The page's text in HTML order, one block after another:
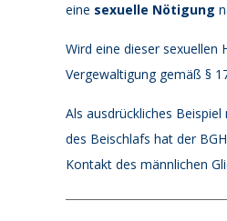
eine sexuelle Nötigung
Wird eine dieser sexuellen
Vergewaltigung gemäß §
Als ausdrückliches
des Beischlafs hat der
Kontakt des männlichen